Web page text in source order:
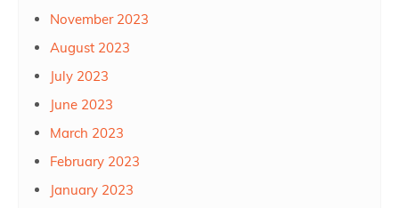
November 2023
August 2023
July 2023
June 2023
March 2023
February 2023
January 2023